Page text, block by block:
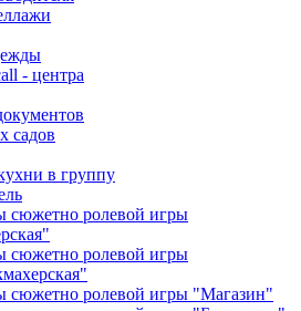
- центра
садов
в группу
сюжетно ролевой игры
сюжетно ролевой игры
сюжетно ролевой игры "Магазин"